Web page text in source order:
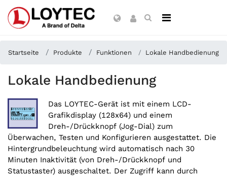
Startseite Produkte Funktionen Lokale Handbedienung
Lokale Handbedienung
Das LOYTEC-Gerät ist mit einem LCD-
Grafikdisplay (128x64) und einem
Dreh-/Drückknopf (Jog-Dial) zum
Überwachen, Testen und Konfigurieren ausgestattet. Die
Hintergrundbeleuchtung wird automatisch nach 30
Minuten Inaktivität (von Dreh-/Drückknopf und
Statustaster) ausgeschaltet. Der Zugriff kann durch